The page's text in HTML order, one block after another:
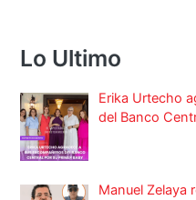
Lo Ultimo
Erika Urtecho
del Banco
Manuel Zelaya